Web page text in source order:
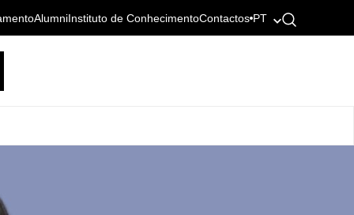
AlumniInstituto de ConhecimentoContactos PT